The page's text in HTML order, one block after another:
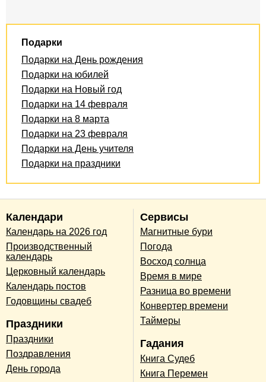
Подарки
Подарки на День рождения
Подарки на юбилей
Подарки на Новый год
Подарки на 14 февраля
Подарки на 8 марта
Подарки на 23 февраля
Подарки на День учителя
Подарки на праздники
Календари
Календарь на 2026 год
Производственный
календарь
Церковный календарь
Календарь постов
Годовщины свадеб
Праздники
Праздники
Поздравления
День города
Сервисы
Магнитные бури
Погода
Восход солнца
Время в мире
Разница во времени
Конвертер времени
Таймеры
Гадания
Книга Судеб
Книга Перемен